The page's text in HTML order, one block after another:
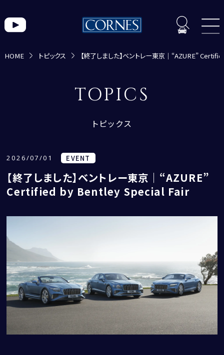
CONECO
CORNES RESERVE
1861
THE MAGARIGAWA CLUB
HOME トピックス 【終了しました】ベントレー東京｜“AZURE”
TOPICS
トピックス
2026/07/01 EVENT
【終了しました】ベントレー東京｜“AZURE”
Certified by Bentley Special Fair